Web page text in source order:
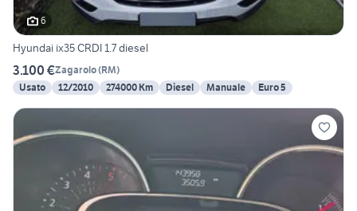
6
Hyundai ix35 CRDI 1.7 diesel
3.100 €Zagarolo(RM)
Usato
12/2010 274000 Km Diesel Manuale Euro 5